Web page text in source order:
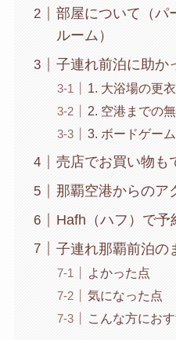
部屋について（パ
ルーム）
子連れ前泊に助か
1. 大浴場の更
2. 空港までの
3. ボードゲー
売店でお買い物も
那覇空港からのア
Hafh（ハフ）で予
子連れ那覇前泊の
よかった点
気になった点
こんな方にお